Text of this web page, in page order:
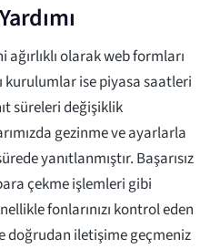
olarak web formları
kurulumlar ise piyasa saatleri
süreleri değişiklik
gezinme ve ayarlarla
yanıtlanmıştır. Başarısız
çekme işlemleri gibi
fonlarınızı kontrol eden
doğrudan iletişime geçmeniz